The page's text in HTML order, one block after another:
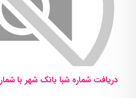
دریافت شماره شبا بانک شهر با